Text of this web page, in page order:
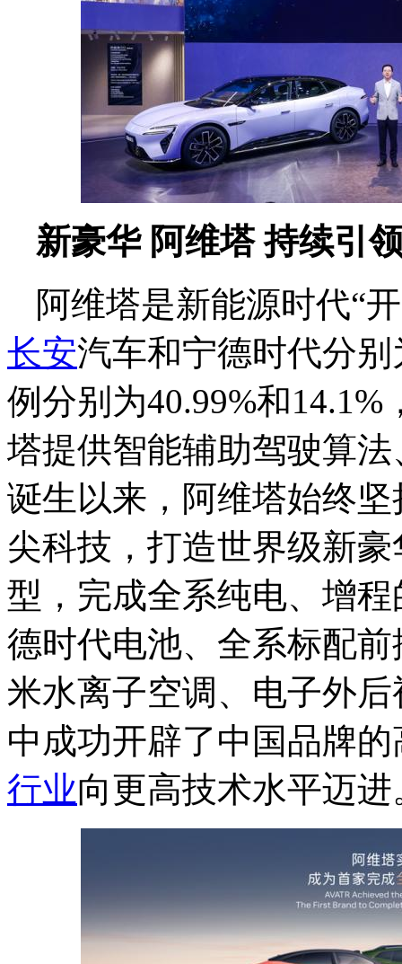
新豪华 阿维塔 持续引
阿维塔是新能源时代“
长安汽车和宁德时代分
例分别为40.99%和
塔提供智能辅助驾驶算
诞生以来，阿维塔始终
尖科技，打造世界级新
型，完成全系纯电、增
德时代电池、全系标配
米水离子空调、电子外
中成功开辟了中国品牌
行业向更高技术水平迈进